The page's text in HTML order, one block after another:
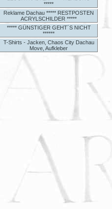
*****
Reklame Dachau ***** RESTPOSTEN
ACRYLSCHILDER *****
***** GÜNSTIGER GEHT´S NICHT
******
T-Shirts - Jacken, Chaos City Dachau
Move, Aufkleber